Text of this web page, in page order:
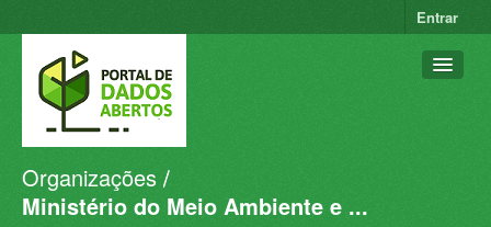
Entrar
Conjuntos de dados
Organizações
Organizações
Ministério do Meio Ambiente e ...